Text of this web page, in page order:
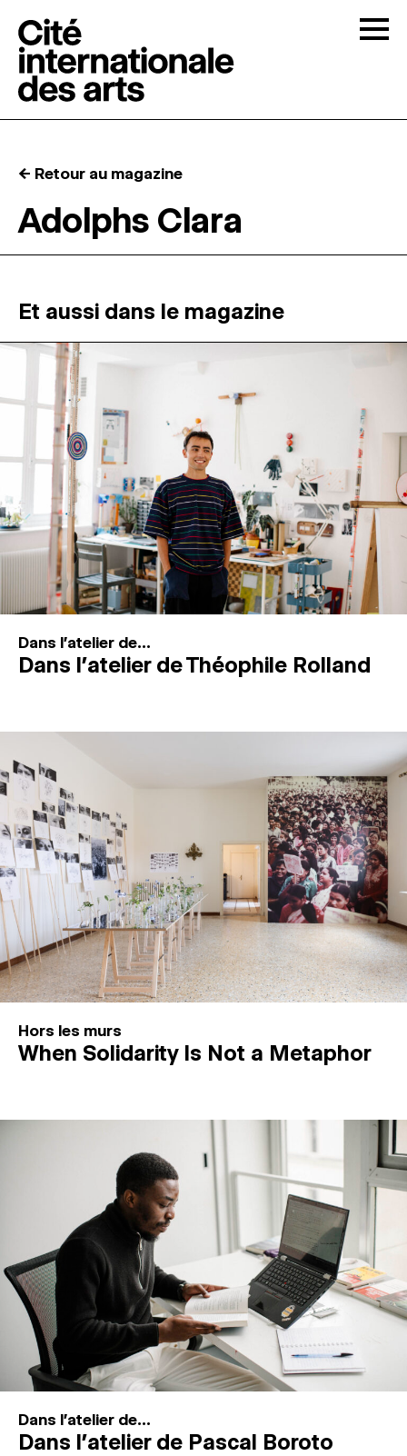
RÉSIDENCES ↓
ATELIERS OUVERTS
PROGRAMMATION
MAGAZINE
ESPACES DE PRATIQUE ARTISTIQUE ↓
Recherche
Connexion
← Retour au magazine
Adolphs Clara
Et aussi dans le magazine
Dans l'atelier de...
Dans l’atelier de Théophile Rolland
Hors les murs
When Solidarity Is Not a Metaphor
Dans l'atelier de...
Dans l’atelier de Pascal Boroto